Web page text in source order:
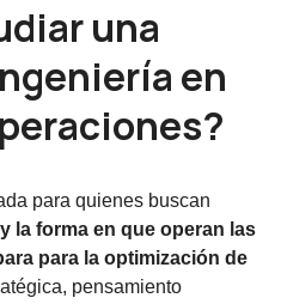
una
en
para quienes buscan
y la forma en que operan las
para la optimización de
pensamiento